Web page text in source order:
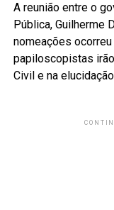
A reunião entre o
Pública, Guilherme
nomeações ocorreu
papiloscopistas
Civil e na